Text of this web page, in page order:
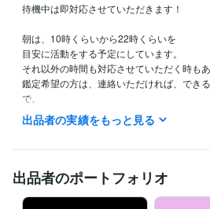
待機中は即対応させていただきます！
朝は、10時くらいから22時くらいを
目安に活動をする予定にしています。
それ以外の時間も対応させていただく時もあ
鑑定希望の方は、連絡いただければ、でき
で、
希望の時間がある方は、ダイレクトメッセ
ください。
できるだけ対応させていただきたいと思って
遠慮なく連絡してみてくださいね。
出品者の実績をもっと見る
出品者のポートフォリオ